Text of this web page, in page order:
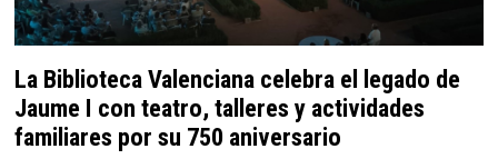
La Biblioteca Valenciana celebra el legado de
Jaume I con teatro, talleres y actividades
familiares por su 750 aniversario